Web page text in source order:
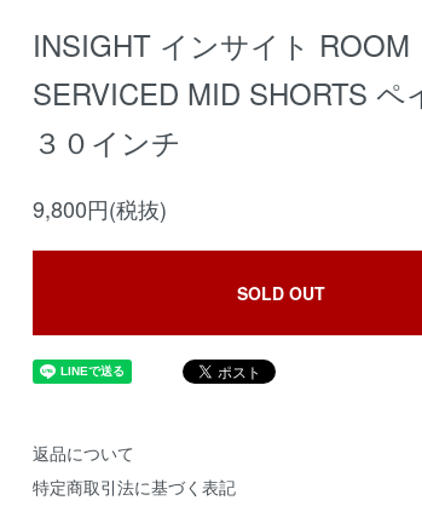
INSIGHT インサイト ROOM
SERVICED MID SHORTS ペ
３０インチ
9,800円(税抜)
SOLD OUT
返品について
特定商取引法に基づく表記